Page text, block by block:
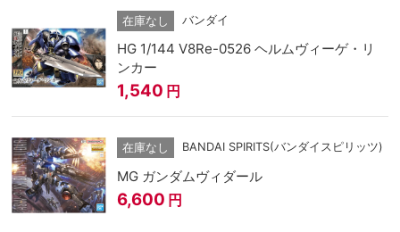
在庫なし バンダイ
HG 1/144 V8Re-0526 ヘルムヴィーゲ・リ
ンカー
1,540 円
在庫なし BANDAI SPIRITS(バンダイスピリッツ)
MG ガンダムヴィダール
6,600 円